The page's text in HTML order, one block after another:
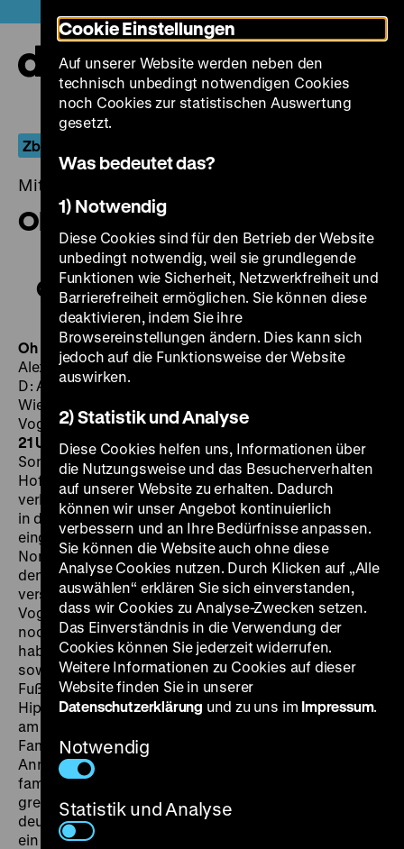
zum
Seiteninhalt
springen
Zbyněk Brynych
Mittwoch, 26. Juli 2017, 19.00 - 00.00 Uhr
Oh Happy Day
Oh Happy Day
Oh Happy DayBRD 1970, R: Zbynek Brynych, B:
Alexander Fuhrmann, K: Josef Vaniš, M: Peter Thomas,
D: Anne-Marie Kuster, Amadeus August, Hanne
Wieder, Eckart Dux, Siegfried Rauch, Karl Michael
Vogler, Nadja Tiller, Peter Kern, 90‘
21 Uhr + MI 26.07. um 20 Uhr„Die Jugend ist wie die
Sonne um acht oder neun Uhr morgens… Unsere
Hoffnung liegt auf euch!“. Eingangs wird (etwas
verkürzt) der Vorsitzende Mao zitiert, dann delirierend
in den Entwicklungsroman der jungen Anna
eingetaucht: Der Klosterschul-Unterricht als sexy
Nonnentanzvisionen, die schwärmerischen Blicke auf
den wortkargen Chauffeur ein Leerlauf, daheim dann
verständnislose Eltern (Business-Papa Karl-Michael
Vogler und Yoga-Mama Nadja Tiller), die Anna mal
noch wie ein Kind, dann schon wie eine „junge Dame“
haben wollen. Aber Anna sucht das Glück – „ob es
sowas überhaupt gibt?“ – vom Stadionausflug mit dem
Fußballfanfreund zur nächtlichen Exkursion bis ins
Hippie-Happening um den kiffenden Peter Kern, was
am Kommissariat endet und zum umnachteten
Familienstreit führt: Tabula rasa für den Schritt zu
Annas (merkwürdiger) Reifeprüfung. Der erste der drei
famosen, im inszenatorischen Zugriffswahnsinn völlig
grenzenlosen Kolportage-Spielfilme aus Brynychs
deutschem Zwischenspiel 1968-70: Befreites Kino wie
ein nicht enden wollender Tagtraum, schräg schillernd
Cookie Einstellungen
Auf unserer Website werden neben den
technisch unbedingt notwendigen Cookies
noch Cookies zur statistischen Auswertung
gesetzt.
Was bedeutet das?
1) Notwendig
Diese Cookies sind für den Betrieb der Website
unbedingt notwendig, weil sie grundlegende
Funktionen wie Sicherheit, Netzwerkfreiheit und
Barrierefreiheit ermöglichen. Sie können diese
deaktivieren, indem Sie ihre
Browsereinstellungen ändern. Dies kann sich
jedoch auf die Funktionsweise der Website
auswirken.
2) Statistik und Analyse
Diese Cookies helfen uns, Informationen über
die Nutzungsweise und das Besucherverhalten
auf unserer Website zu erhalten. Dadurch
können wir unser Angebot kontinuierlich
verbessern und an Ihre Bedürfnisse anpassen.
Sie können die Website auch ohne diese
Analyse Cookies nutzen. Durch Klicken auf „Alle
auswählen“ erklären Sie sich einverstanden,
dass wir Cookies zu Analyse-Zwecken setzen.
Das Einverständnis in die Verwendung der
Cookies können Sie jederzeit widerrufen.
Weitere Informationen zu Cookies auf dieser
Website finden Sie in unserer
Datenschutzerklärung und zu uns im Impressum.
Notwendig
Statistik und Analyse